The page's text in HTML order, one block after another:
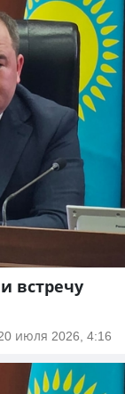
встречу
июля 2026, 4:16